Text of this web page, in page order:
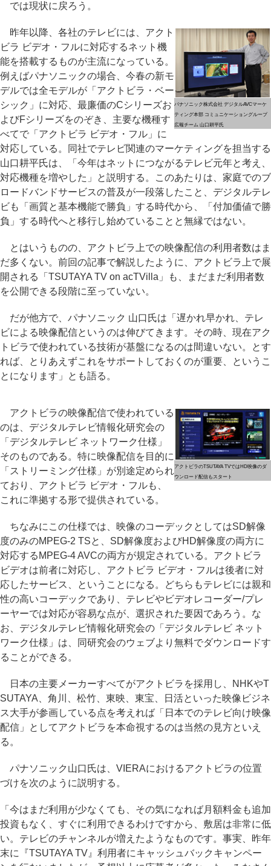
では現状に戻ろう。
パナソニック株式会社 デジタルAVCマーケ
ティング本部 コミュニケーショングループ
広報チーム 山口耕平氏
昨年以降、各社のテレビには、アクト
ビラ ビデオ・フルに対応するネット機
能を搭載するものが主流になっている。
例えばパナソニックの場合、今春の新モ
デルでは全モデルが「アクトビラ・ベー
シック」に対応、最廉価のCシリーズお
よびFシリーズをのぞき、主要な機種す
べてで「アクトビラ ビデオ・フル」に
対応している。同社でテレビ関連のマーケティングを担当する
山口耕平氏は、「今年はネットにつながるテレビ元年と考え、
対応機種を増やした」と説明する。このあたりは、家庭でのブ
ロードバンドサービスの普及が一段落したこと、デジタルテレ
ビも「画質と基本機能で勝負」する時代から、「付加価値で勝
負」する時代へと移行し始めていることと無縁ではない。
とはいうものの、アクトビラ上での映像配信の利用者数はま
だ多くない。前回の記事で解説したように、アクトビラ上で展
開される「TSUTAYA TV on acTVilla」も、まだまだ利用者数
を公開できる段階に至っていない。
だが他方で、パナソニック 山口氏は「遅かれ早かれ、テレ
ビによる映像配信というのは伸びてきます。その時、現在アク
トビラで使われている技術が基盤になるのは間違いない。とす
れば、とりあえずこれをサポートしておくのが重要、というこ
とになります」とも語る。
アクトビラのTSUTAYA TVではHD映像のダ
ウンロード配信もスタート
アクトビラの映像配信で使われている
のは、デジタルテレビ情報化研究会の
「デジタルテレビ ネットワーク仕様」
そのものである。特に映像配信を目的に
「ストリーミング仕様」が別途定められ
ており、アクトビラ ビデオ・フルも、
これに準拠する形で提供されている。
ちなみにこの仕様では、映像のコーデックとしてはSD解像
度のみのMPEG-2 TSと、SD解像度およびHD解像度の両方に
対応するMPEG-4 AVCの両方が規定されている。アクトビラ
ビデオは前者に対応し、アクトビラ ビデオ・フルは後者に対
応したサービス、ということになる。どちらもテレビには親和
性の高いコーデックであり、テレビやビデオレコーダー/プレ
ーヤーでは対応が容易な点が、選択された要因であろう。な
お、デジタルテレビ情報化研究会の「デジタルテレビ ネット
ワーク仕様」は、同研究会のウェブより無料でダウンロードす
ることができる。
日本の主要メーカーすべてがアクトビラを採用し、NHKやT
SUTAYA、角川、松竹、東映、東宝、日活といった映像ビジネ
ス大手が参画している点を考えれば「日本でのテレビ向け映像
配信」としてアクトビラを本命視するのは当然の見方といえ
る。
パナソニック山口氏は、VIERAにおけるアクトビラの位置
づけを次のように説明する。
「今はまだ利用が少なくても、その気になれば月額料金も追加
投資もなく、すぐに利用できるわけですから、敷居は非常に低
い。テレビのチャンネルが増えたようなものです。事実、昨年
末に『TSUTAYA TV』利用者にキャッシュバックキャンペー